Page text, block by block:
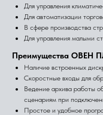
Для управления
Для автоматизации
В сфере производства
Для управления малыми
Преимущества ОВЕН
Наличие встроенных
Скоростные входы для
Ведение архива работы
сценариям при
Простое и удобное